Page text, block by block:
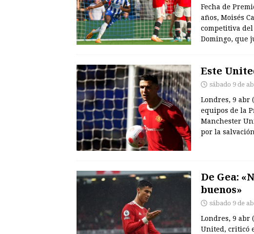
Fecha de
años, Moisés
competitiva
Domingo, que
Este
sábado 9 de
Londres, 9 abr
equipos de la
Manchester
por la
De Gea:
buenos»
sábado 9 de
Londres, 9 abr
United, criticó